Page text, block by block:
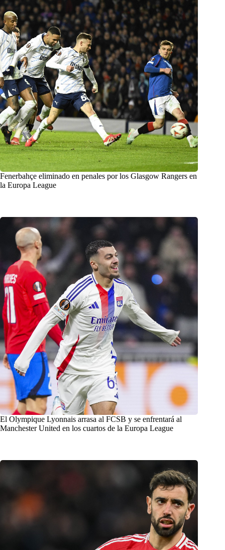
Fenerbahçe eliminado en penales por los Glasgow Rangers en
la Europa League
El Olympique Lyonnais arrasa al FCSB y se enfrentará al
Manchester United en los cuartos de la Europa League